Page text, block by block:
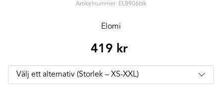
Artikelnummer: EL8906blk
Elomi
419 kr